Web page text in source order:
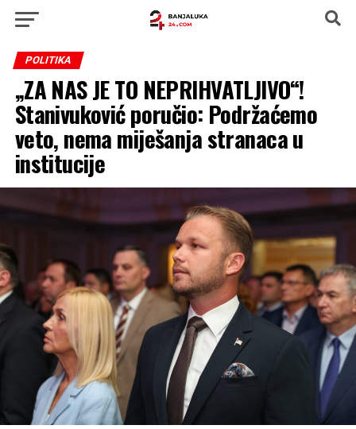
POLITIKA
„ZA NAS JE TO NEPRIHVATLJIVO“!
Stanivuković poručio: Podržaćemo
veto, nema miješanja stranaca u
institucije